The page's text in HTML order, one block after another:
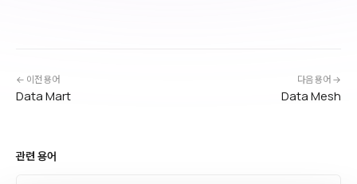
← 이전 용어
Data Mart
다음 용어 →
Data Mesh
관련 용어